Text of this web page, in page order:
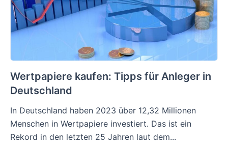
Wertpapiere kaufen: Tipps für Anleger in
Deutschland
In Deutschland haben 2023 über 12,32 Millionen
Menschen in Wertpapiere investiert. Das ist ein
Rekord in den letzten 25 Jahren laut dem...